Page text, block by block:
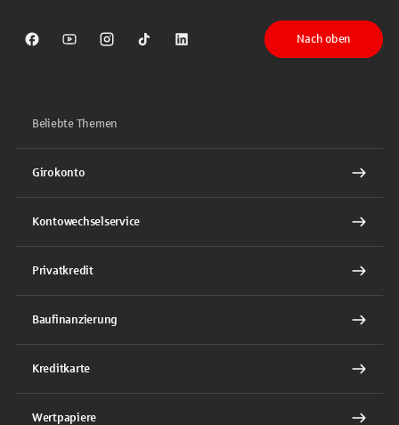
Sparkasse auf Facebook
Sparkasse auf Youtube
Sparkasse auf Instagram
Sparkasse auf TikTok
Sparkasse auf LinkedIn
Nach oben
Beliebte Themen
Girokonto
Kontowechselservice
Privatkredit
Baufinanzierung
Kreditkarte
Wertpapiere